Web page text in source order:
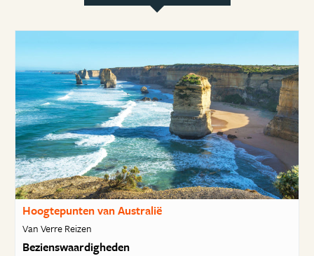
Hoogtepunten van Australië
Van Verre Reizen
Bezienswaardigheden